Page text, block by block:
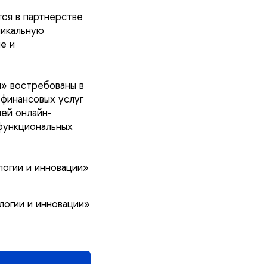
в партнерстве
и
востребованы в
услуг
онлайн-
и инновации»
и инновации»